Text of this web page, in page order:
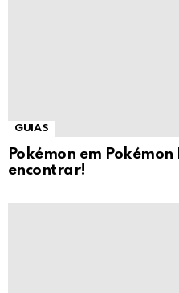
GUIAS
Pokémon em
encontrar!